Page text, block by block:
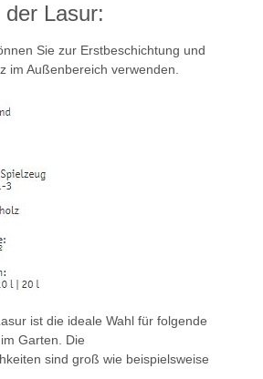
Lasur:
Sie zur Erstbeschichtung und
im Außenbereich verwenden.
ist die ideale Wahl für folgende
Garten. Die
sind groß wie beispielsweise